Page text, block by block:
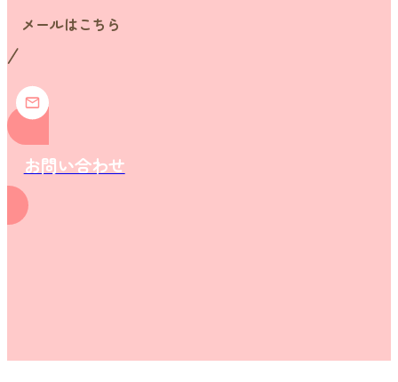
メールはこちら
お問い合わせ